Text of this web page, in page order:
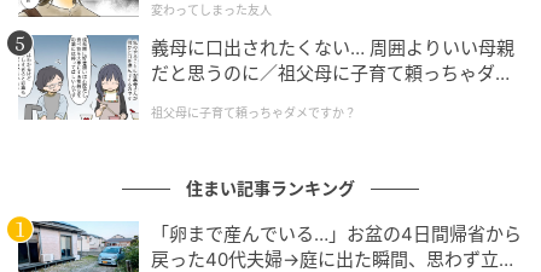
本日はエプロンを着て青々としたグリーンを搬入中。
デッドスペースが少なく、奥行きのあるラゲッジルー
ムに所狭しと積み込んでいく。これだけ荷物が載るス
り、カスタムして遠出するのも楽しそう。レースのス
タートシグナルのようなテールランプもキュート！
日には】
変わってしまった友人
義母に口出されたくない… 周囲よりいい母親
だと思うのに／祖父母に子育て頼っちゃダメ
んが】
祖父母に子育て頼っちゃダメですか？
住まい記事ランキング
「卵まで産んでいる…」お盆の4日間帰省から
戻った40代夫婦→庭に出た瞬間、思わず立ち